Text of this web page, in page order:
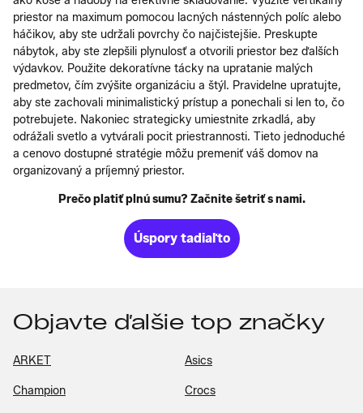
priestor na maximum pomocou lacných nástenných políc alebo
háčikov, aby ste udržali povrchy čo najčistejšie. Preskupte
nábytok, aby ste zlepšili plynulosť a otvorili priestor bez ďalších
výdavkov. Použite dekoratívne tácky na upratanie malých
predmetov, čím zvýšite organizáciu a štýl. Pravidelne upratujte,
aby ste zachovali minimalistický prístup a ponechali si len to, čo
potrebujete. Nakoniec strategicky umiestnite zrkadlá, aby
odrážali svetlo a vytvárali pocit priestrannosti. Tieto jednoduché
a cenovo dostupné stratégie môžu premeniť váš domov na
organizovaný a príjemný priestor.
Prečo platiť plnú sumu? Začnite šetriť s nami.
Úspory tadiaľto
Objavte ďalšie top značky
ARKET Asics
Champion Crocs